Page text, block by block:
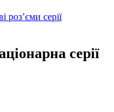
роз’єми серії
серії